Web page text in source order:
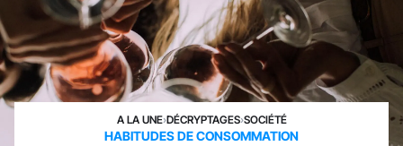
A LA UNE›DÉCRYPTAGES›SOCIÉTÉ
HABITUDES DE CONSOMMATION